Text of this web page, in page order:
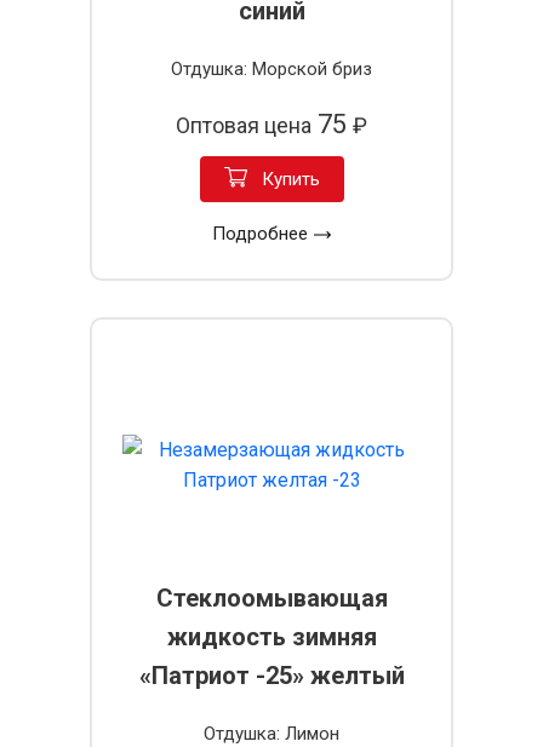
синий
Отдушка: Морской бриз
Оптовая цена 75 ₽
Купить
Подробнее
Стеклоомывающая
жидкость зимняя
«Патриот -25» желтый
Отдушка: Лимон